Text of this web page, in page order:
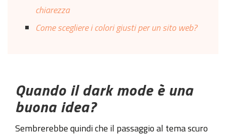
chiarezza
Come scegliere i colori giusti per un sito web?
Quando il dark mode è una
buona idea?
Sembrerebbe quindi che il passaggio al tema scuro